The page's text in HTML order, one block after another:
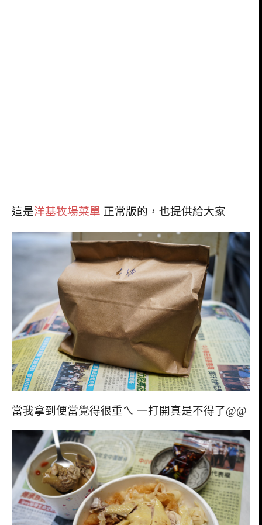
這是洋基牧場菜單 正常版的，也提供給大家
當我拿到便當覺得很重ㄟ 一打開真是不得了@@